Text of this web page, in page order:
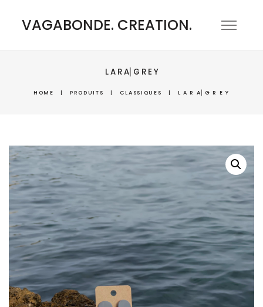
VAGABONDE. CREATION.
L A R A⎜G R E Y
HOME | PRODUITS | CLASSIQUES | L A R A⎜G R E Y